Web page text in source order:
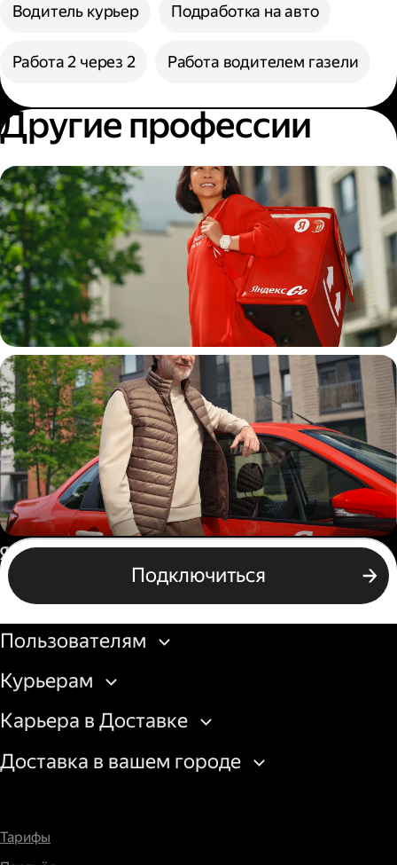
Водитель курьер Подработка на авто
Работа 2 через 2 Работа водителем газели
Другие профессии
Пеший курьер
Автокурьер
Подключиться
Подключиться
Россия
Бизнесу
Пользователям
Курьерам
Карьера в Доставке
Доставка в вашем городе
Тарифы